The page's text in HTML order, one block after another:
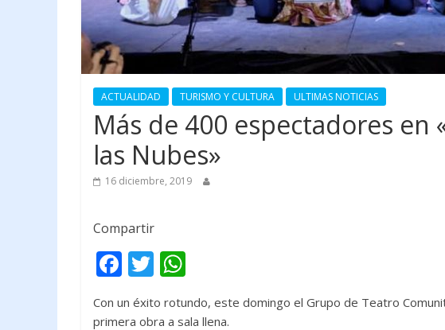
ACTUALIDAD TURISMO Y CULTURA ULTIMAS NOTICIAS
Más de 400 espectadores en
las Nubes»
16 diciembre, 2019
Compartir
F
ac
e
T
itt
h
at
Con un éxito rotundo, este domingo el Grupo de Teatro
primera obra a sala llena.